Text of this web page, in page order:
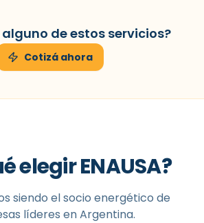
de estos servicios?
Cotizá ahora
elegir ENAUSA?
siendo el socio energético de
líderes en Argentina.